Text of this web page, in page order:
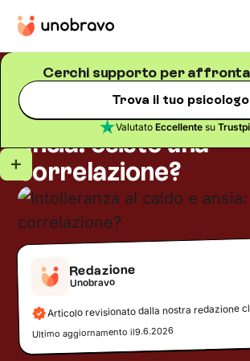
Cerchi supporto per
Trova il tuo psicologo
Valutato Eccellentesu
Blog
Intolleranza al
ansia: esiste una
correlazione?
Redazione
Unobravo
Articolo revisionato dalla nostra redazione
Ultimo aggiornamento il9.6.2026